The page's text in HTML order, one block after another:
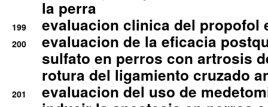
la perra
199 evaluacion clinica del propofol
200
evaluacion de la eficacia
sulfato en perros con artrosis
rotura del ligamiento cruzado
201
evaluacion del uso de